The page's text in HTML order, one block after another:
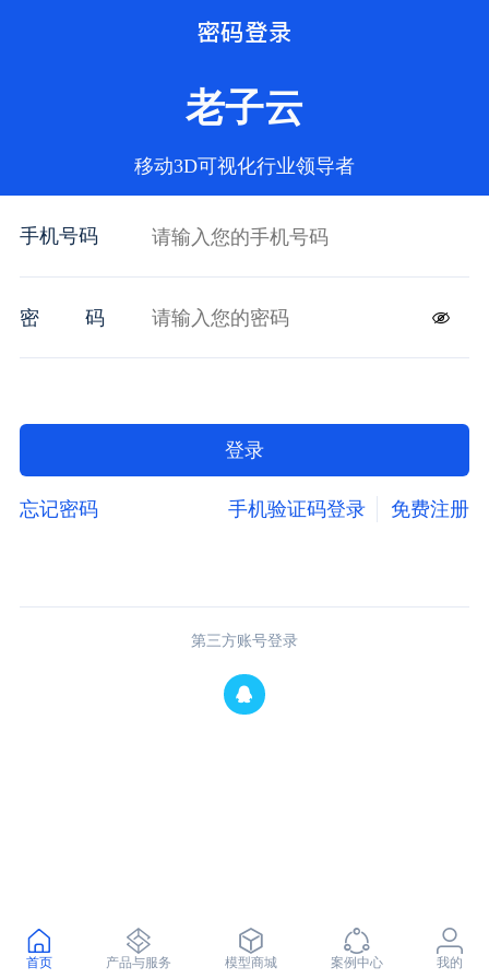
密码登录
老子云
移动3D可视化行业领导者
手机号码
密 码
登录
忘记密码 手机验证码登录 免费注册
第三方账号登录
首页 产品与服务 模型商城 案例中心 我的